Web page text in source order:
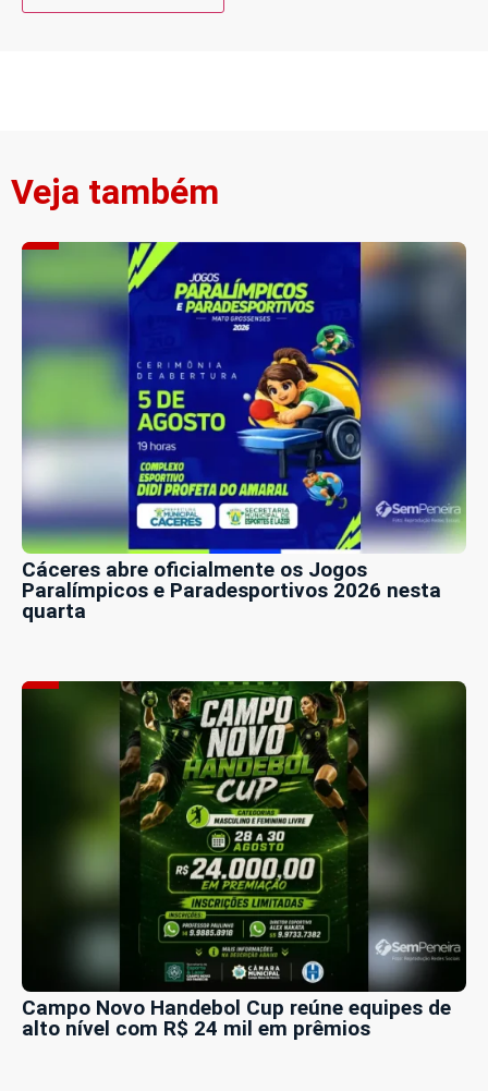
Veja também
Cáceres abre oficialmente os Jogos
Paralímpicos e Paradesportivos 2026 nesta
quarta
Campo Novo Handebol Cup reúne equipes de
alto nível com R$ 24 mil em prêmios